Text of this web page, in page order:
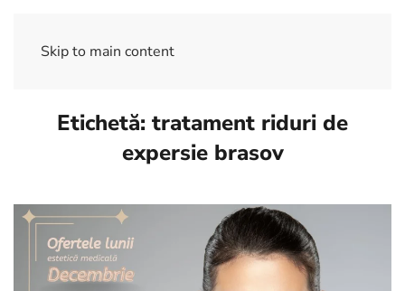
Skip to main content
Etichetă: tratament riduri de
expersie brasov